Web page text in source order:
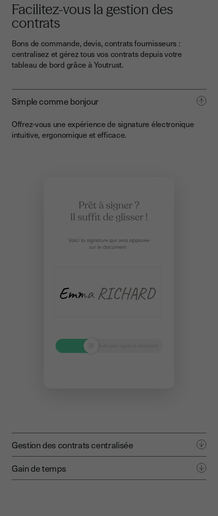
Facilitez-vous la gestion des
contrats
Bons de commande, devis, contrats fournisseurs :
centralisez et gérez tous vos contrats depuis votre
tableau de bord grâce à Youtrust.
Simple comme bonjour
Offrez-vous une expérience de signature électronique
intuitive, ergonomique et efficace.
Gestion des contrats centralisée
Gain de temps